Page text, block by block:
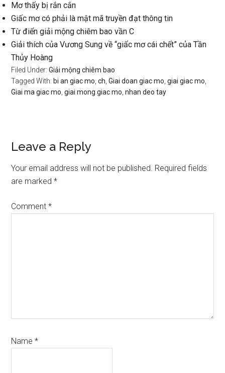
Mơ thấy bị rắn cắn
Giấc mơ có phải là mật mã truyền đạt thông tin
Từ điển giải mộng chiêm bao vần C
Giải thích của Vương Sung về “giấc mơ cái chết” của Tần
Thủy Hoàng
Filed Under:Giải mộng chiêm bao
Tagged With: bi an giac mo ,ch ,Giai doan giac mo ,giai giac mo
Giai ma giac mo ,giai mong giac mo ,nhan deo tay
Reader
Interactions
Leave a Reply
Your email address will not be published. Required fields
are marked*
Comment*
Name*